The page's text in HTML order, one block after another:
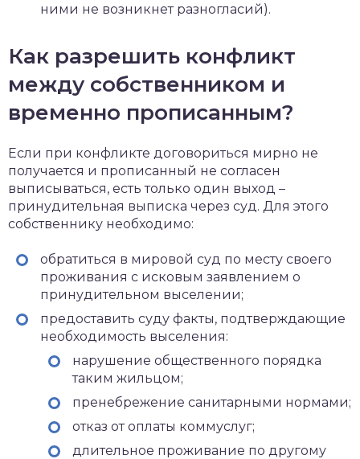
ними не возникнет разногласий).
Как разрешить конфликт
между собственником и
временно прописанным?
Если при конфликте договориться мирно не
получается и прописанный не согласен
выписываться, есть только один выход –
принудительная выписка через суд. Для этого
собственнику необходимо:
обратиться в мировой суд по месту своего
проживания с исковым заявлением о
принудительном выселении;
предоставить суду факты, подтверждающие
необходимость выселения:
нарушение общественного порядка
таким жильцом;
пренебрежение санитарными нормами;
отказ от оплаты коммуслуг;
длительное проживание по другому